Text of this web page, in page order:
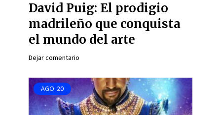
David Puig: El prodigio
madrileño que conquista
el mundo del arte
Dejar comentario
AGO 20